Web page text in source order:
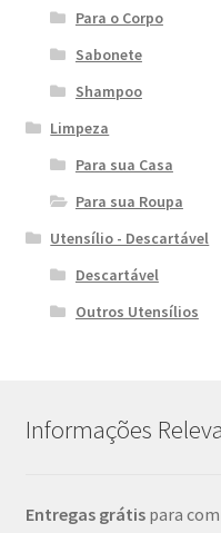
Para o Corpo
Sabonete
Shampoo
Limpeza
Para sua Casa
Para sua Roupa
Utensílio - Descartável
Descartável
Outros Utensílios
Informações
Entregas grátis para